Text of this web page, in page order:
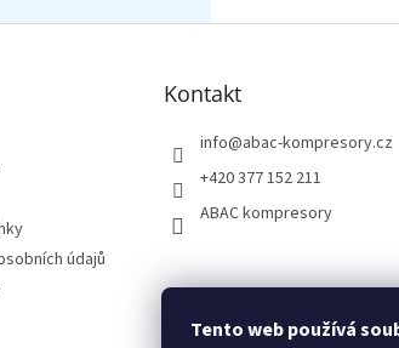
Tento web používá
údajů
Kontakt
info@abac-kompresory.cz
+420 377 152 211
ABAC kompresory